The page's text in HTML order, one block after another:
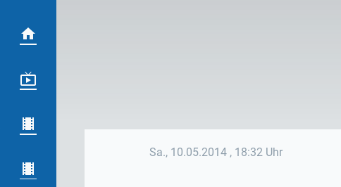
Sa., 10.05.2014 , 18:32 Uhr